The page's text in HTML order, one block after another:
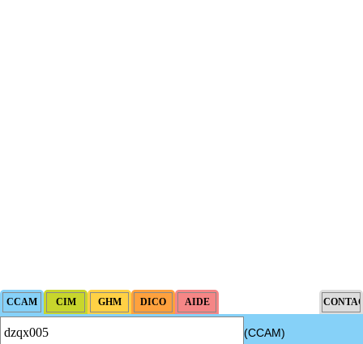
(CCAM)